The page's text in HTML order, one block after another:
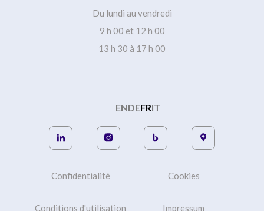
Du lundi au vendredi
9 h 00 et 12 h 00
13 h 30 à 17 h 00
ENDEFRIT
Confidentialité Cookies
Conditions d'utilisation Impressum